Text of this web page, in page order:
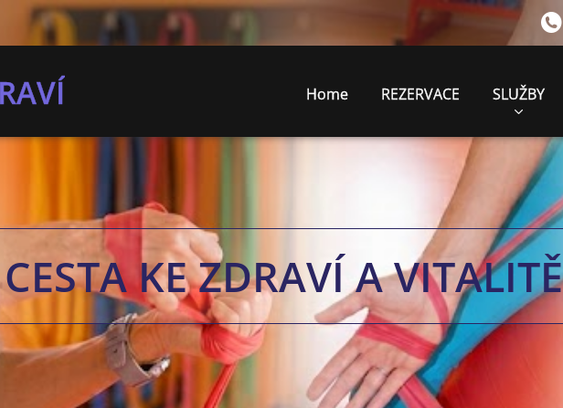
Home REZERVACE SLUŽBY
KE ZDRAVÍ A VITALITĚ